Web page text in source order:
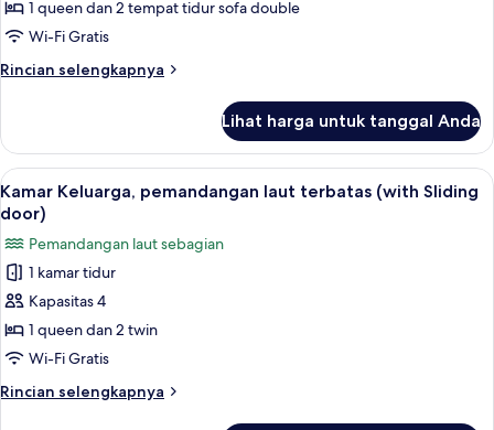
Kamar
Keluarga
(with
Sliding
1 queen dan 2 tempat tidur sofa double
Wi-Fi Gratis
Rincian selengkapnya
Rincian
Kamar
Keluarga
(with
Sliding
Lihat harga untuk tanggal Anda
Lihat
semua
foto
untuk
Kamar
Keluarga,
pemandangan
laut
terbatas
(with
Kamar Keluarga, pemandangan
5
Kamar Keluarga, pemandangan laut terbatas (with Sliding
door)
Pemandangan laut sebagian
1 kamar tidur
Kapasitas 4
1 queen dan 2 twin
Wi-Fi Gratis
Rincian selengkapnya
Rincian